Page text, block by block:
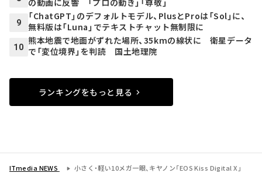
の動画に反響 「プロの動き」「尊敬」
9
「ChatGPT」のデフォルトモデル、PlusとProは「Sol」に、
無料版は「Luna」でテキストチャット無制限に
10
熊本地震で地面がずれた場所、35kmの線状に 衛星データ
で「変位境界」を判読 国土地理院
ランキングをもっと見る
ITmedia NEWS 小さく・軽い10メガ一眼、キヤノン「EOS Kiss Digital X」